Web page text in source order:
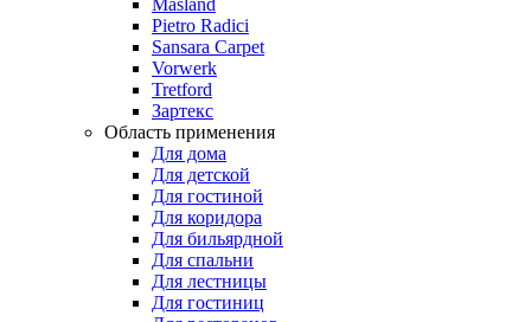
Masland
Pietro Radici
Sansara Carpet
Vorwerk
Tretford
Зартекс
Область применения
Для дома
Для детской
Для гостиной
Для коридора
Для бильярдной
Для спальни
Для лестницы
Для гостиниц